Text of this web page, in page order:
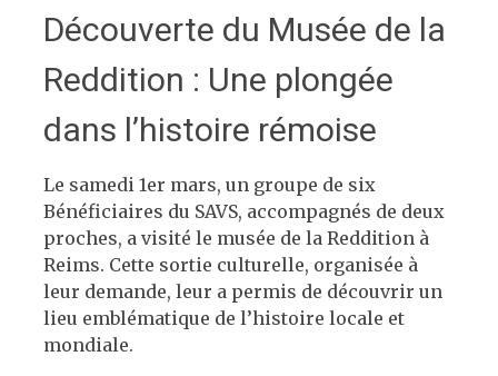
Découverte du Musée de la
Reddition : Une plongée
dans l’histoire rémoise
Le samedi 1er mars, un groupe de six
Bénéficiaires du SAVS, accompagnés de deux
proches, a visité le musée de la Reddition à
Reims. Cette sortie culturelle, organisée à
leur demande, leur a permis de découvrir un
lieu emblématique de l’histoire locale et
mondiale.